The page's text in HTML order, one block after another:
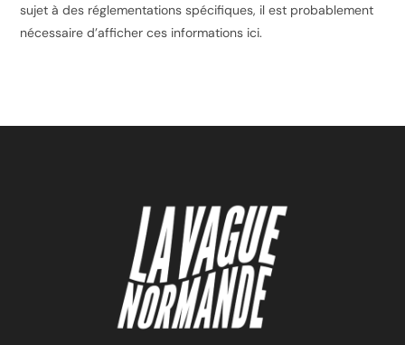
sujet à des réglementations spécifiques, il est probablement
nécessaire d’afficher ces informations ici.